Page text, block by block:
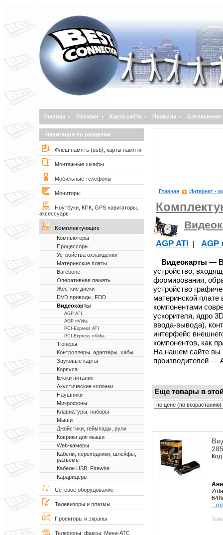
Главная • Магазин • Карта сайта • Правила • Соглашение
Навигация по разделам
Флеш память (usb), карты памяти
Монтажные шкафы
Мобильные телефоны
Мониторы
Ноутбуки, КПК, GPS навигаторы,
аксессуары
Комплектующие
Компьютеры
Процессоры
Устройства охлаждения
Материнские платы
Barebone
Оперативная память
Жесткие диски
DVD приводы, FDD
Видеокарты
AGP ATI
AGP nVidia
PCI-Express ATI
PCI-Express nVidia
Тюнеры
Контроллеры, адаптеры, хабы
Звуковые карты
Корпуса
Блоки питания
Акустические колонки
Наушники
Микрофоны
Клавиатуры, наборы
Мыши
Джойстики, геймпады, рули
Коврики для мыши
Web-камеры
Кабели, переходники, шлейфы,
разъемы
Кабели USB, Firewire
Кардридеры
Сетевое оборудование
Телевизоры и плазмы
Проекторы и экраны
Телефоны, факсы, Мини-АТС
Главная Интернет -
AGP ATI | AGP
Видеокарты —
устройство,
формирования,
устройство
материнской
компонентами
ускорителя, ядро
ввода-вывода),
интерфейс
компонентов, как
На нашем сайте
производителей —
Еще товары в